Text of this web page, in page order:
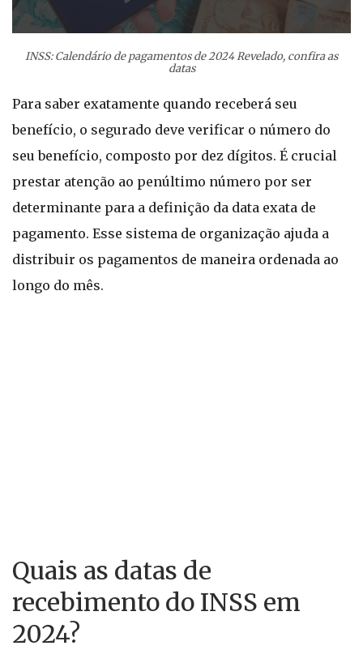
INSS: Calendário de pagamentos de 2024 Revelado, confira as
datas
Para saber exatamente quando receberá seu
benefício, o segurado deve verificar o número do
seu benefício, composto por dez dígitos. É crucial
prestar atenção ao penúltimo número por ser
determinante para a definição da data exata de
pagamento. Esse sistema de organização ajuda a
distribuir os pagamentos de maneira ordenada ao
longo do mês.
Quais as datas de
recebimento do INSS em
2024?